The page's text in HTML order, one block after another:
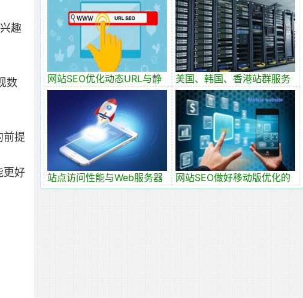
趣
数
前提
更好
网站SEO优化动态URL与静
态URL
美国、韩国、香港站群服务
器该如何选择！
站点访问性能与Web服务器
性能优化思路
网站SEO做好移动版优化的
重要性